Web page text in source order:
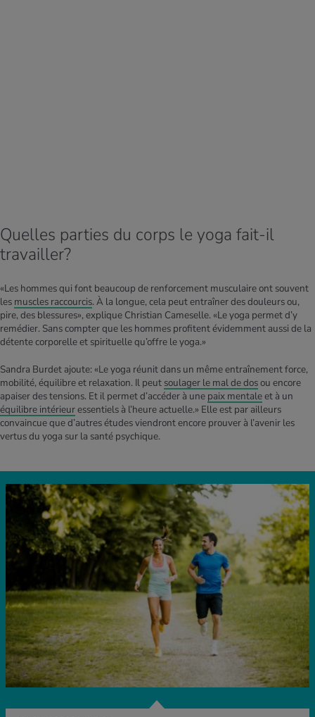
Quelles parties du corps le yoga fait-il
travailler?
«Les hommes qui font beaucoup de renforcement musculaire ont souvent
les muscles raccourcis. À la longue, cela peut entraîner des douleurs ou,
pire, des blessures», explique Christian Cameselle. «Le yoga permet d’y
remédier. Sans compter que les hommes profitent évidemment aussi de la
détente corporelle et spirituelle qu’offre le yoga.»
Sandra Burdet ajoute: «Le yoga réunit dans un même entraînement force,
mobilité, équilibre et relaxation. Il peut soulager le mal de dosou encore
apaiser des tensions. Et il permet d’accéder à une paix mentaleet à un
équilibre intérieuressentiels à l’heure actuelle.» Elle est par ailleurs
convaincue que d’autres études viendront encore prouver à l’avenir les
vertus du yoga sur la santé psychique.